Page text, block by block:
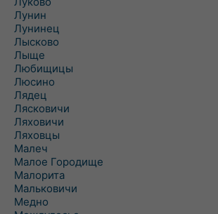
Лунин
Лунинец
Лысково
Лыще
Любищицы
Люсино
Лядец
Лясковичи
Ляховичи
Ляховцы
Малеч
Малое Городище
Малорита
Мальковичи
Медно